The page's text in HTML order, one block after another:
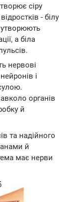
сіру
- білу
утворюють
а біла
нервові
і
органів
й
та надійного
й
має нерви